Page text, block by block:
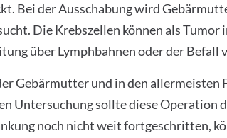
Bei der Ausschabung wird
Die Krebszellen können als
über Lymphbahnen oder der Befall
Gebärmutter und in den allermeisten
Untersuchung sollte diese Operation
noch nicht weit fortgeschritten,